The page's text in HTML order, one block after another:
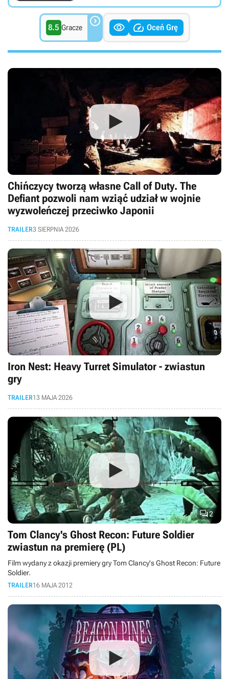
8.5 Gracze    Oceń Grę
Chińczycy tworzą własne Call of Duty. The
Defiant pozwoli nam wziąć udział w wojnie
wyzwoleńczej przeciwko Japonii
TRAILER3 SIERPNIA 2026
Iron Nest: Heavy Turret Simulator - zwiastun
gry
TRAILER13 MAJA 2026
2
Tom Clancy's Ghost Recon: Future Soldier
zwiastun na premierę (PL)
Film wydany z okazji premiery gry Tom Clancy's Ghost Recon: Future
Soldier.
TRAILER16 MAJA 2012